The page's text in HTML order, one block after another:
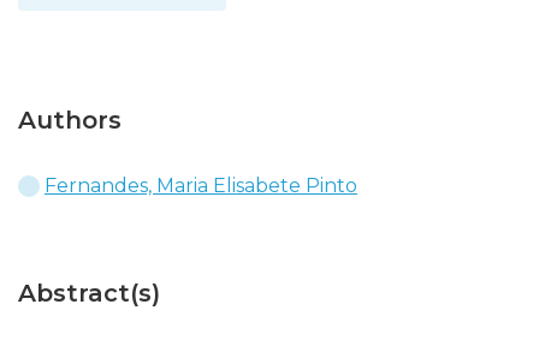
Authors
Fernandes, Maria Elisabete Pinto
Abstract(s)